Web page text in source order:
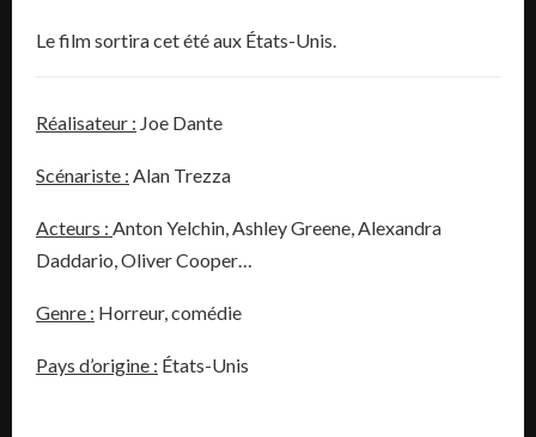
Le film sortira cet été aux États-Unis.
Réalisateur : Joe Dante
Scénariste : Alan Trezza
Acteurs : Anton Yelchin,Ashley Greene,Alexandra
Daddario,Oliver Cooper…
Genre : Horreur, comédie
Pays d’origine : États-Unis